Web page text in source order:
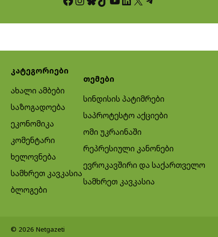
კატეგორიები
ახალი ამბები
საზოგადოება
ეკონომიკა
კომენტარი
ხელოვნება
სამხრეთ კავკასია
ბლოგები
თემები
სინდისის პატიმრები
საპროტესტო აქციები
ომი უკრაინაში
რეპრესიული კანონები
ევროკავშირი და საქართველო
სამხრეთ კავკასია
© 2026 Netgazeti